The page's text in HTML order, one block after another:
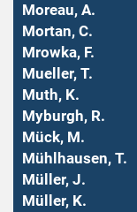
Moreau, A.
Mortan, C.
Mrowka, F.
Mueller, T.
Muth, K.
Myburgh, R.
Mück, M.
Mühlhausen, T.
Müller, J.
Müller, K.